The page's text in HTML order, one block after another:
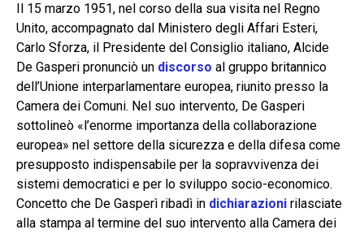
Il 15 marzo 1951, nel corso della sua visita nel Regno
Unito, accompagnato dal Ministero degli Affari Esteri,
Carlo Sforza, il Presidente del Consiglio italiano, Alcide
De Gasperi pronunciò un discorso al gruppo britannico
dell’Unione interparlamentare europea, riunito presso la
Camera dei Comuni. Nel suo intervento, De Gasperi
sottolineò «l’enorme importanza della collaborazione
europea» nel settore della sicurezza e della difesa come
presupposto indispensabile per la sopravvivenza dei
sistemi democratici e per lo sviluppo socio-economico.
Concetto che De Gasperì ribadì in dichiarazioni rilasciate
alla stampa al termine del suo intervento alla Camera dei